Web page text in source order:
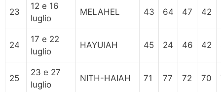
23
12 e 16
luglio
MELAHEL 43 64 47 42
24
17 e 22
luglio
HAYUIAH 45 24 46 42
25
23 e 27
luglio
NITH-HAIAH 71 77 72 70